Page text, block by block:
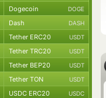
Dogecoin DOGE
Dash DASH
Tether ERC20 USDT
Tether TRC20 USDT
Tether BEP20 USDT
Tether TON USDT
USDC ERC20 USDC